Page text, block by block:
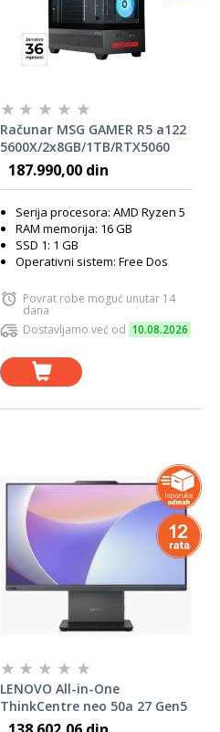
Računar MSG GAMER R5 a122
5600X/2x8GB/1TB/RTX5060
8GB
187.990,00 din
Serija procesora: AMD Ryzen 5
RAM memorija: 16 GB
SSD 1: 1 GB
Operativni sistem: Free Dos
Povrat robe moguć unutar 14
dana
Dostavljamo već od 10.08.2026
LENOVO All-in-One
ThinkCentre neo 50a 27 Gen5
- Intel Core i5 13420H; 16GB